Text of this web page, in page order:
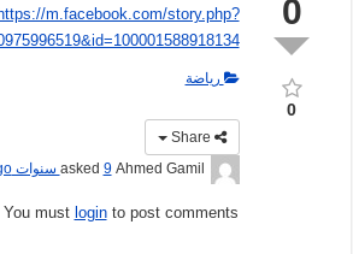
0
0
https://m.facebook.com/story.php?
رياضة
Ahmed Gamil
asked9 سنوات ago
You must loginto post comments